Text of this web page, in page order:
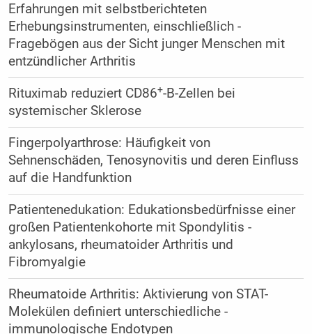
Erfahrungen mit selbstberichteten
Erhebungsinstrumenten, einschließlich ­
Fragebögen aus der Sicht junger Menschen mit
entzündlicher Arthritis
Rituximab reduziert CD86+-B-Zellen bei
systemischer Sklerose
Fingerpolyarthrose: Häufigkeit von
Sehnenschäden, ­Tenosynovitis und deren Einfluss
auf die Handfunktion
Patientenedukation: Edukationsbedürfnisse einer
großen Patientenkohorte mit Spondylitis ­
ankylosans, rheumatoider Arthritis und
Fibromyalgie
Rheumatoide Arthritis: Aktivierung von STAT-
Molekülen ­definiert unterschiedliche ­
immunologische Endotypen